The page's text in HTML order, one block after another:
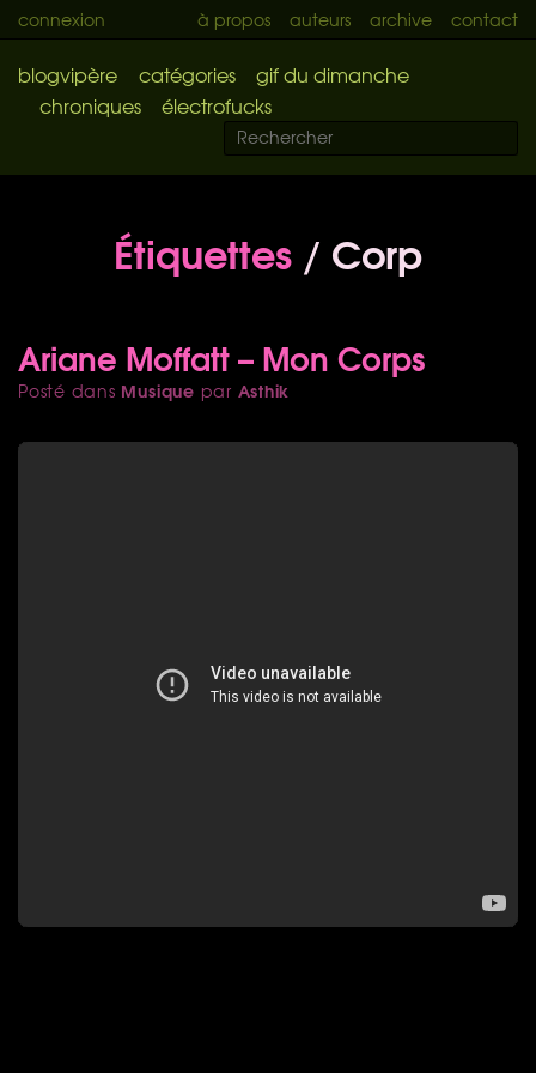
connexion à propos auteurs archive contact
blogvipère catégories
gif du dimanche
chroniques
électrofucks
Étiquettes / Corp
Ariane Moffatt – Mon Corps
Posté dans Musique par Asthik